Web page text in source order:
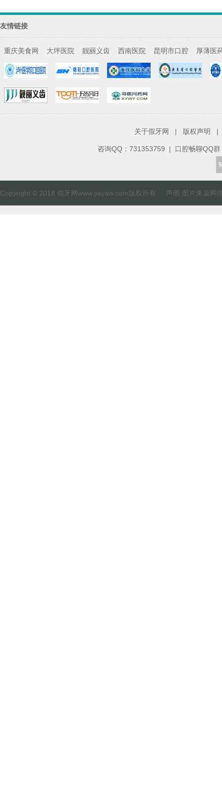
友情链接
重庆美食网 大坪医院 靓丽义齿 西南医院 昆明市口腔 厚薄医
关于假牙网 | 版权声明 |
咨询QQ： 731353759 | 口腔畅聊QQ
Copyright © 2018 假牙网www.jiayaw.com版权所有 声明:图片来源网